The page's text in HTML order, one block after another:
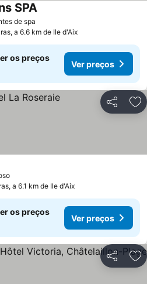
de spa
SPAVer preços
a 6.6 km de Ile d'Aix
os preços
Ver preços
Partilhar
Ver preços
a 6.1 km de Ile d'Aix
os preços
Ver preços
Partilhar